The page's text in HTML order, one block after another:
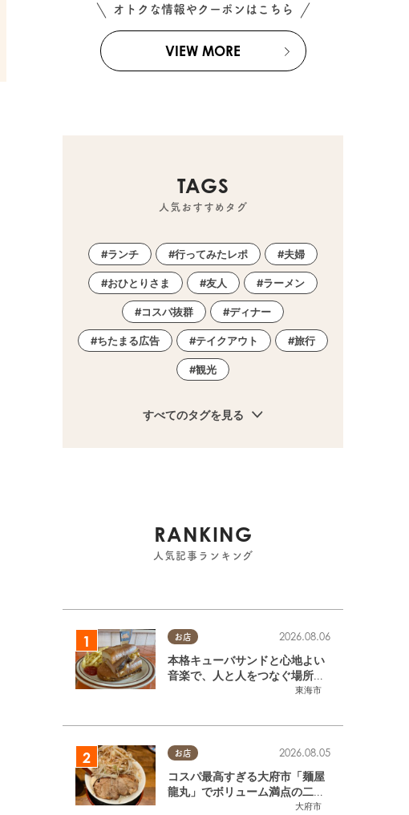
オトクな情報やクーポンはこちら
VIEW MORE
TAGS
人気おすすめタグ
ランチ 行ってみたレポ 夫婦
おひとりさま 友人 ラーメン
コスパ抜群 ディナー
ちたまる広告 テイクアウト 旅行
観光
すべてのタグを見る
RANKING
人気記事ランキング
お店
東海市
2026.08.06
本格キューバサンドと心地よい
音楽で、人と人をつなぐ場所。
東海市「JAMMIN'STANDHOU
お店
大府市
2026.08.05
コスパ最高すぎる大府市「麺屋
龍丸」でボリューム満点の二郎
系ラーメンを堪能してきた